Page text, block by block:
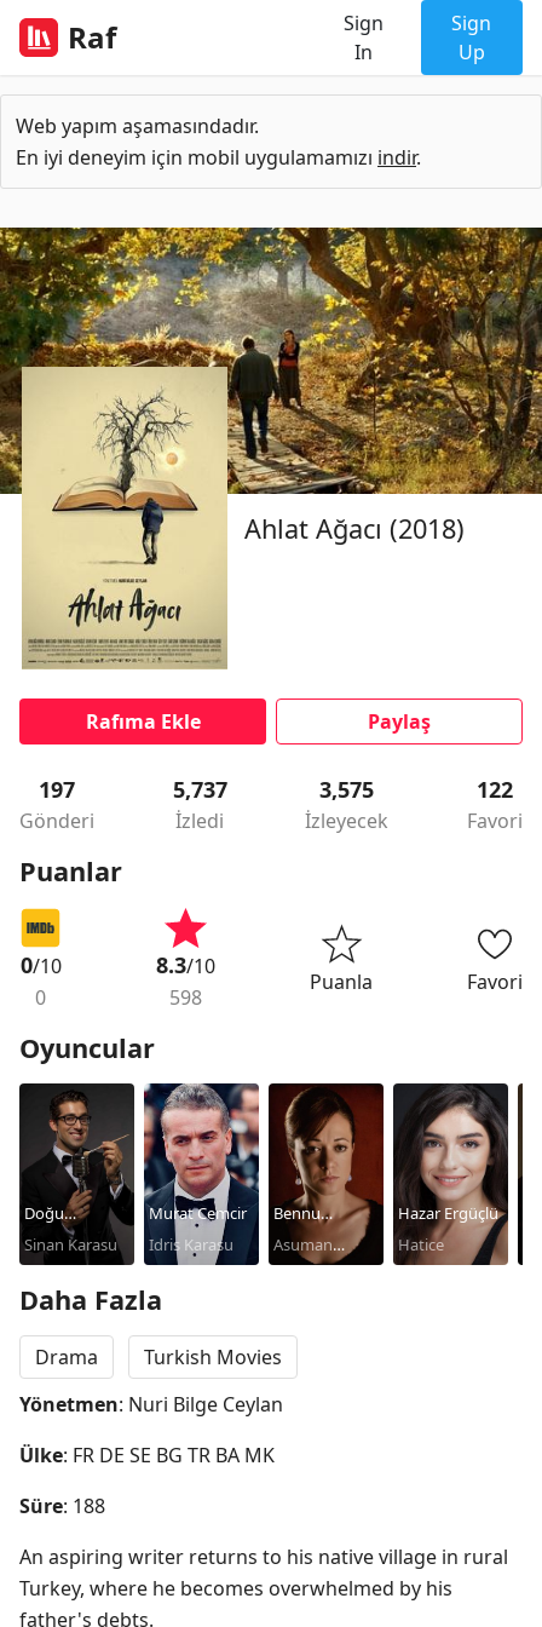
Raf
Sign
In
Sign
Up
Web yapım aşamasındadır.
En iyi deneyim için mobil uygulamamızı indir.
Ahlat Ağacı (2018)
Rafıma Ekle Paylaş
197
Gönderi
5,737
İzledi
3,575
İzleyecek
122
Favori
Puanlar
0/10
0
8.3/10
598
Puanla Favori
Oyuncular
Doğu
Demirkol
Sinan Karasu
Murat Cemcir
Idris Karasu
Bennu
Yıldırımlar
Asuman
Hazar Ergüçlü
Hatice
Daha Fazla
Drama
Turkish Movies
Yönetmen: Nuri Bilge Ceylan
Ülke: FR DE SE BG TR BA MK
Süre: 188
An aspiring writer returns to his native village in rural
Turkey, where he becomes overwhelmed by his
father's debts.